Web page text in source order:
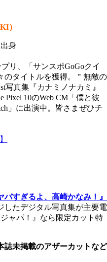
）
身
リ、「サンスポGoGoクイ
のタイトルを獲得。＂無敵の
写真集『カナミノナカミ』
Pixel 10のWeb CM「僕と彼
」に出演中。皆さまぜひチ
すぎるよ、高崎かなみ！』
したデジタル写真集が主要電
ャパ！』なら限定カット特
誌未掲載のアザーカットなど